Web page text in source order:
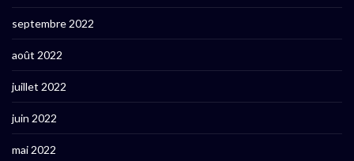
septembre 2022
août 2022
juillet 2022
juin 2022
mai 2022